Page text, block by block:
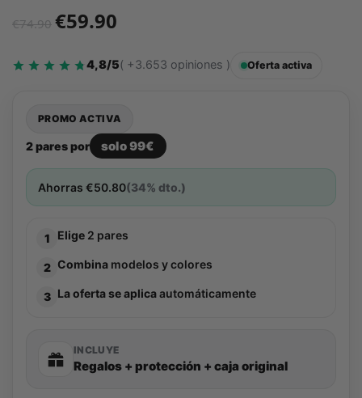
€74.90 €59.90
4,8/5( +3.653 opiniones ) Oferta activa
PROMO ACTIVA
2 pares por solo 99€
Ahorras €50.80(34% dto.)
1 Elige 2 pares
2 Combina modelos y colores
3 La oferta se aplicaautomáticamente
INCLUYE
Regalos + protección + caja original